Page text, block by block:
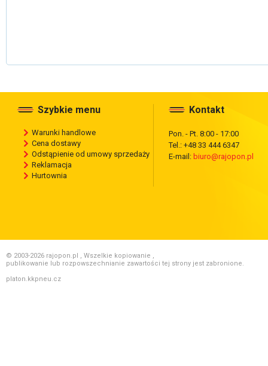
Szybkie menu
Warunki handlowe
Cena dostawy
Odstąpienie od umowy sprzedaży
Reklamacja
Hurtownia
Kontakt
Pon. - Pt. 8:00 - 17:00
Tel.: +48 33 444 6347
E-mail: biuro@rajopon.pl
© 2003-2026 rajopon.pl , Wszelkie kopiowanie ,
publikowanie lub rozpowszechnianie zawartości tej strony jest zabronione.
platon.kkpneu.cz